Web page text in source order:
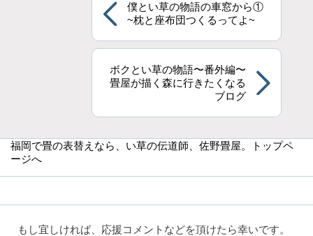
僕とい草の物語の車窓から①
~枕と座布団つくるってよ~
ボクとい草の物語〜番外編〜
畳屋が描く森に行きたくなる
ブログ
福岡で畳の表替えなら
、い草の伝道師、佐野畳屋。トップペ
ージへ
もし宜しければ、応援コメントなどを頂けたら幸いです。